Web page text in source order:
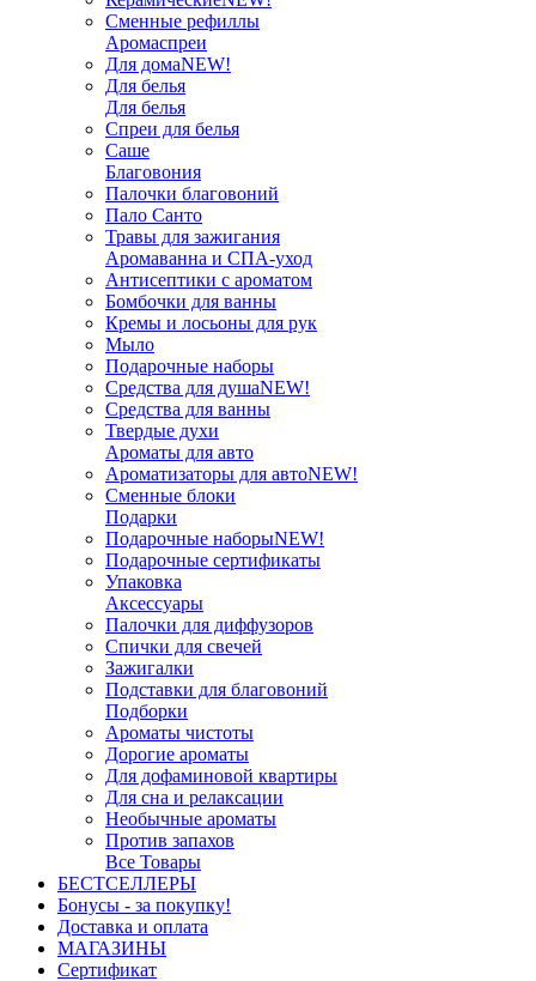
Сменные рефиллы
Аромаспреи
Для домаNEW!
Для белья
Для белья
Спреи для белья
Саше
Благовония
Палочки благовоний
Пало Санто
Травы для зажигания
Аромаванна и СПА-уход
Антисептики с ароматом
Бомбочки для ванны
Кремы и лосьоны для рук
Мыло
Подарочные наборы
Средства для душаNEW!
Средства для ванны
Твердые духи
Ароматы для авто
Ароматизаторы для автоNEW!
Сменные блоки
Подарки
Подарочные наборыNEW!
Подарочные сертификаты
Упаковка
Аксессуары
Палочки для диффузоров
Спички для свечей
Зажигалки
Подставки для благовоний
Подборки
Ароматы чистоты
Дорогие ароматы
Для дофаминовой квартиры
Для сна и релаксации
Необычные ароматы
Против запахов
Все Товары
БЕСТСЕЛЛЕРЫ
Бонусы - за покупку!
Доставка и оплата
МАГАЗИНЫ
Cертификат